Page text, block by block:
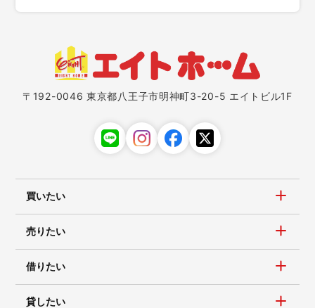
〒192-0046 東京都八王子市明神町3-20-5 エイトビル1F
買いたい
売りたい
借りたい
貸したい